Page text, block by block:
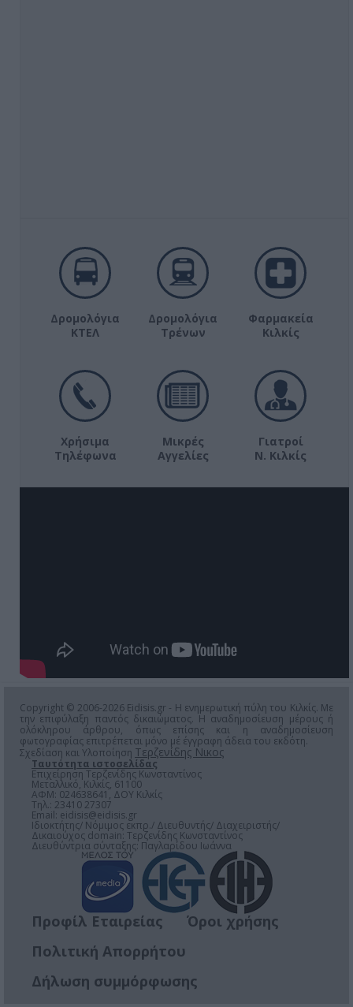
Δρομολόγια
ΚΤΕΛ
Δρομολόγια
Τρένων
Φαρμακεία
Κιλκίς
Χρήσιμα
Τηλέφωνα
Μικρές
Αγγελίες
Γιατροί
Ν. Κιλκίς
Copyright © 2006-2026 Eidisis.gr - Η ενημερωτική πύλη του Κιλκίς. Με
την επιφύλαξη παντός δικαιώματος. Η αναδημοσίευση μέρους ή
ολόκληρου άρθρου, όπως επίσης και η αναδημοσίευση
φωτογραφίας επιτρέπεται μόνο μέ έγγραφη άδεια του εκδότη.
Σχεδίαση και Υλοποίηση Τερζενίδης Νικος
Ταυτότητα ιστοσελίδας
Επιχείρηση Τερζενίδης Κωνσταντίνος
Μεταλλικό, Κιλκίς, 61100
ΑΦΜ: 024638641, ΔΟΥ Κιλκίς
Τηλ.: 23410 27307
Email: eidisis@eidisis.gr
Ιδιοκτήτης/ Νόμιμος εκπρ./ Διευθυντής/ Διαχειριστής/
Δικαιούχος domain: Τερζενίδης Κωνσταντίνος
Διευθύντρια σύνταξης: Παγλαρίδου Ιωάννα
Προφίλ Εταιρείας
Όροι χρήσης
Πολιτική Απορρήτου
Δήλωση συμμόρφωσης